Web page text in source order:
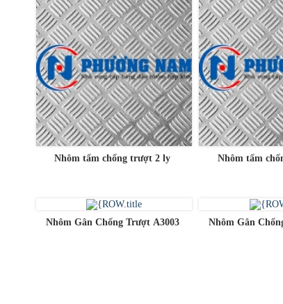
Nhôm tấm chống trượt 2 ly Nhôm tấm
Nhôm Gân Chống Trượt A3003 Nhôm Gân